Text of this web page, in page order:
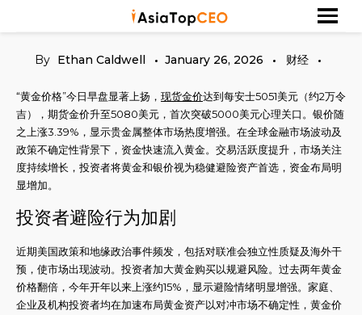
to
content
Asia Top CEO
探索亚洲杰出的成功人士
By Ethan Caldwell January 26, 2026 财经
“黄金价格”今日早盘显著上扬， 现货金价达到每安士5051美元（约2万令
吉），期货金价升至5080美元，首次突破5000美元心理关口。银价随
之上涨3.39%，显示贵金属整体市场热度增强。在全球金融市场波动及
政策不确定性背景下，资金快速流入黄金。交易活跃度提升，市场关注
度持续增长，投资者将黄金和银价视为稳健避险资产首选，资金布局明
显增加。
投资者避险行为加剧
近期美国政策和地缘政治事件频发，包括对联准会独立性质疑及海外干
预，使市场出现波动。投资者加大黄金购买以规避风险。过去两年黄金
价格翻倍，今年开年以来上涨约15%，显示避险情绪明显增强。家庭、
企业及机构投资者均在加速布局黄金资产以对冲市场不确定性，黄金价